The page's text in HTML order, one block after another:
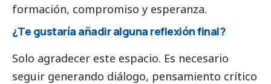
formación, compromiso y esperanza.
¿Te gustaría añadir alguna reflexión final?
Solo agradecer este espacio. Es necesario
seguir generando diálogo, pensamiento crítico